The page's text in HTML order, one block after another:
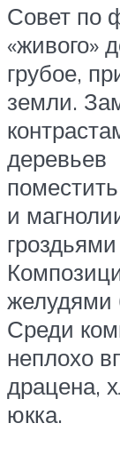
Совет по
«живого»
грубое,
земли.
деревьев
и
желудями
Среди
неплохо
драцена,
юкка.